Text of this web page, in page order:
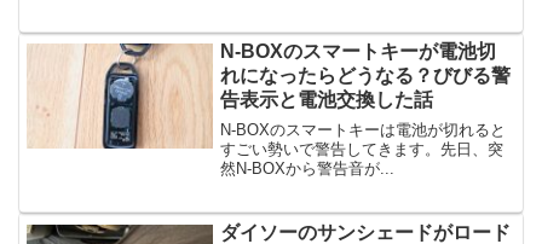
N-BOXのスマートキーが電池切
れになったらどうなる？びびる警
告表示と電池交換した話
N-BOXのスマートキーは電池が切れると
すごい勢いで警告してきます。先日、突
然N-BOXから警告音が...
ダイソーのサンシェードがロード